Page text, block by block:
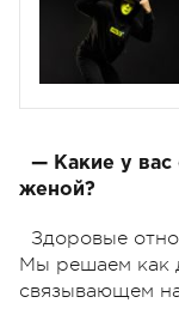
— Какие у вас
женой?
Здоровые
Мы решаем как
связывающем